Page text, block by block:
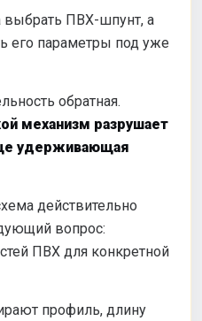
выбрать ПВХ-шпунт, а
его параметры под уже
обратная.
механизм разрушает
удерживающая
действительно
вопрос:
ПВХ для конкретной
профиль, длину